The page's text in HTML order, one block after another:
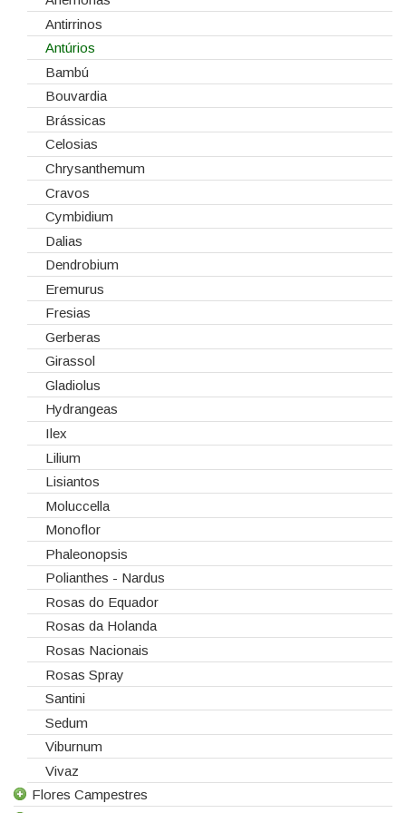
Embalagens
Esponjas
Estruturas
Fitas
Gaiolas
Lanternas
Madeiras
Spray
Tabuleiros/Bases
Telas/Tecidos
Vidros
Natal
Antirrinos
Antúrios
Bambú
Bouvardia
Brássicas
Celosias
Chrysanthemum
Cravos
Cymbidium
Dalias
Dendrobium
Eremurus
Fresias
Gerberas
Girassol
Gladiolus
Hydrangeas
Ilex
Lilium
Lisiantos
Moluccella
Monoflor
Phaleonopsis
Polianthes - Nardus
Rosas do Equador
Rosas da Holanda
Rosas Nacionais
Rosas Spray
Santini
Sedum
Viburnum
Vivaz
Flores Campestres